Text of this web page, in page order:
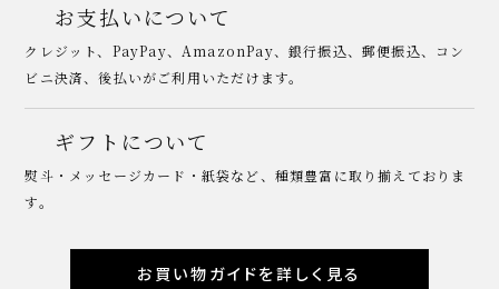
お支払いについて
クレジット、PayPay、AmazonPay、銀行振込、郵便振込、コン
ビニ決済、後払いがご利用いただけます。
ギフトについて
熨斗・メッセージカード・紙袋など、種類豊富に取り揃えておりま
す。
お買い物ガイドを詳しく見る